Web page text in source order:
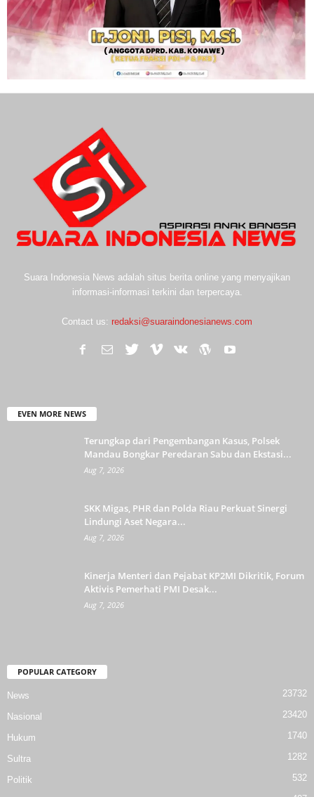
Suara Indonesia News adalah situs berita online yang menyajikan
informasi-informasi terkini dan terpercaya.
Contact us: redaksi@suaraindonesianews.com
EVEN MORE NEWS
Terungkap dari Pengembangan Kasus, Polsek
Mandau Bongkar Peredaran Sabu dan Ekstasi...
Aug 7, 2026
SKK Migas, PHR dan Polda Riau Perkuat Sinergi
Lindungi Aset Negara...
Aug 7, 2026
Kinerja Menteri dan Pejabat KP2MI Dikritik, Forum
Aktivis Pemerhati PMI Desak...
Aug 7, 2026
POPULAR CATEGORY
News 23732
Nasional 23420
Hukum 1740
Sultra 1282
Politik 532